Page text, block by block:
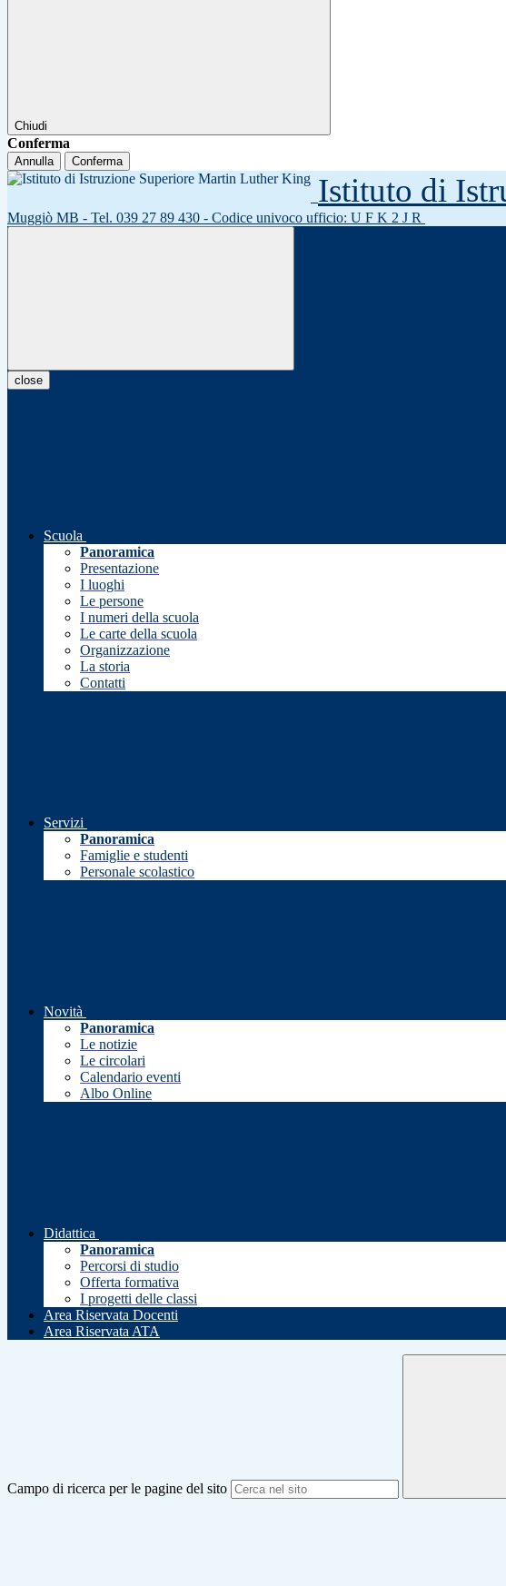
Chiudi
Conferma
Annulla Conferma
Istituto di
Muggiò MB - Tel. 039 27 89 430 - Codice univoco ufficio: U F K 2 J R
close
Scuola
Panoramica
Presentazione
I luoghi
Le persone
I numeri della scuola
Le carte della scuola
Organizzazione
La storia
Contatti
Servizi
Panoramica
Famiglie e studenti
Personale scolastico
Novità
Panoramica
Le notizie
Le circolari
Calendario eventi
Albo Online
Didattica
Panoramica
Percorsi di studio
Offerta formativa
I progetti delle classi
Area Riservata Docenti
Area Riservata ATA
Campo di ricerca per le pagine del sito